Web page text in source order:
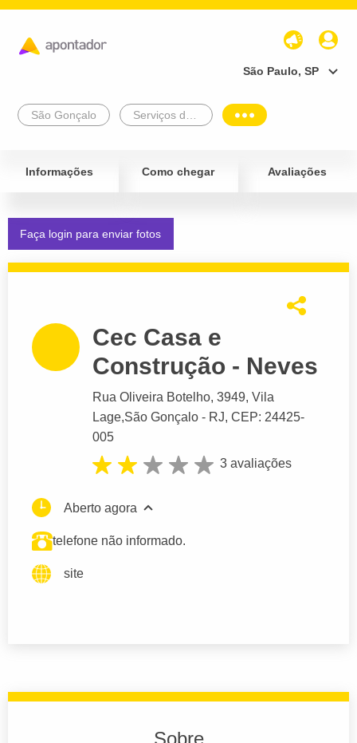
São Paulo, SP
São Gonçalo
Informações Como chegar Avaliações
Faça login para enviar fotos
Cec Casa e
Construção - Neves
Rua Oliveira Botelho, 3949, Vila
Lage,São Gonçalo - RJ, CEP: 24425-
005
3 avaliações
Aberto agora
telefone não informado.
site